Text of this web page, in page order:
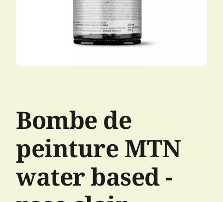
Bombe de
peinture MTN
water based -